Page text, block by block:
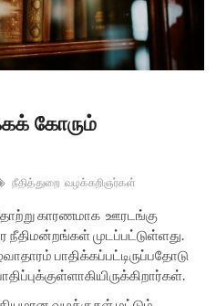
கோரும்
நீதித்துறை வழக்கறிஞர்கள்
காரணமாக ஊரடங்கு
நீதிமன்றங்கள் முடப்பட்டுள்ளது.
பாதிக்கப்பட்டிருப்பதோடு